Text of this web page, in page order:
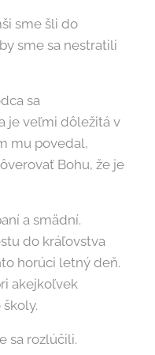
sme šli do
sme sa nestratili
sa
je veľmi dôležitá v
mu povedal,
Bohu, že je
a smädní.
do kráľovstva
horúci letný deň.
akejkoľvek
sa rozlúčili.